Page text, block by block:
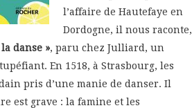
l’affaire de Hautefaye en
Dordogne, il nous raconte,
danse », paru chez Julliard, un
En 1518, à Strasbourg, les
pris d’une manie de danser. Il
est grave : la famine et les